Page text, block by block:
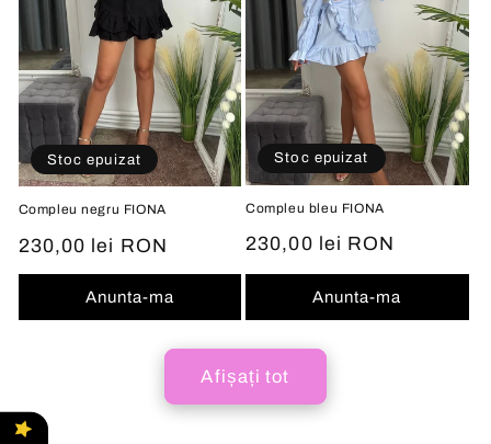
Stoc epuizat
Compleu negru FIONA
Preț
obișnuit
230,00 lei RON
Anunta-ma
Stoc epuizat
Compleu bleu FIONA
Preț
obișnuit
230,00 lei RON
Anunta-ma
Afișați tot